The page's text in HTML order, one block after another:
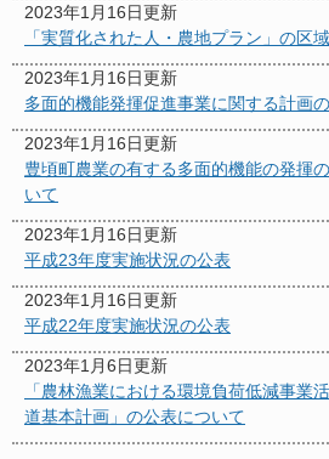
2023年1月16日更新
「実質化された人・農地プラン」の区
2023年1月16日更新
多面的機能発揮促進事業に関する計画
2023年1月16日更新
豊頃町農業の有する多面的機能の発揮
いて
2023年1月16日更新
平成23年度実施状況の公表
2023年1月16日更新
平成22年度実施状況の公表
2023年1月6日更新
「農林漁業における環境負荷低減事業
道基本計画」の公表について